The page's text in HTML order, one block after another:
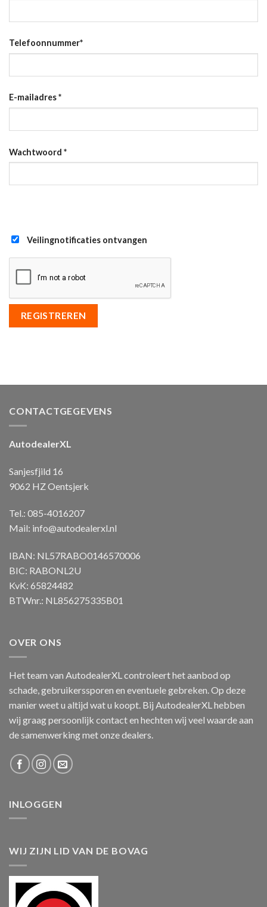
Telefoonnummer*
E-mailadres*
Wachtwoord *
Veilingnotificaties ontvangen
REGISTREREN
CONTACTGEGEVENS
AutodealerXL
Sanjesfjild 16
9062 HZ Oentsjerk
Tel.: 085-4016207
Mail: info@autodealerxl.nl
IBAN: NL57RABO0146570006
BIC: RABONL2U
KvK: 65824482
BTWnr.: NL856275335B01
OVER ONS
Het team van AutodealerXL controleert het aanbod op
schade, gebruikerssporen en eventuele gebreken. Op deze
manier weet u altijd wat u koopt. Bij AutodealerXL hebben
wij graag persoonlijk contact en hechten wij veel waarde aan
de samenwerking met onze dealers.
INLOGGEN
WIJ ZIJN LID VAN DE BOVAG